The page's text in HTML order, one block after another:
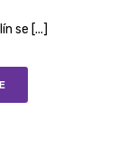
se [...]